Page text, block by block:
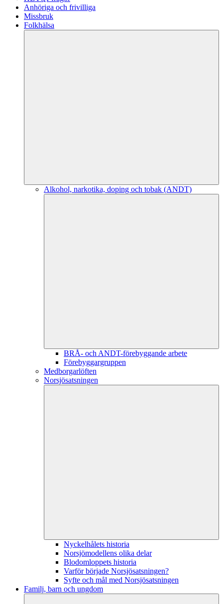
Anhöriga och frivilliga
Missbruk
Folkhälsa
Alkohol, narkotika, doping och tobak (ANDT)
BRÅ- och ANDT-förebyggande arbete
Förebyggargruppen
Medborgarlöften
Norsjösatsningen
Nyckelhålets historia
Norsjömodellens olika delar
Blodomloppets historia
Varför började Norsjösatsningen?
Syfte och mål med Norsjösatsningen
Familj, barn och ungdom